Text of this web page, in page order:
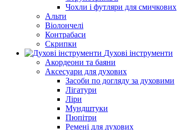
Чохли і футляри для смичкових
Альти
Віолончелі
Контрабаси
Скрипки
Духові інструменти
Акордеони та баяни
Аксесуари для духових
Засоби по догляду за духовими
Лігатури
Ліри
Мундштуки
Пюпітри
Ремені для духових